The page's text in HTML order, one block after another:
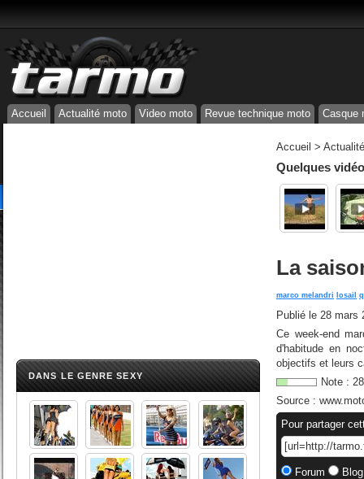
Accueil Actualité moto Video moto Revue technique moto Casque
DANS LE GENRE SEXY
Accueil >
Quelques
La
marco melandri losail
Publié le 28 mars
Ce week-end
d'habitude en
objectifs et leurs
Note : 28
Source :
Pour partager
Forum